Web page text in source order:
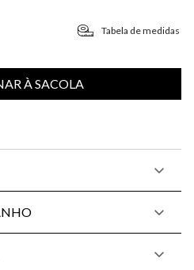
Tabela de medidas
À SACOLA